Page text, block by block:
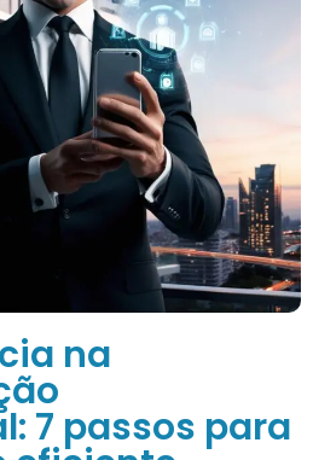
na
7 passos para